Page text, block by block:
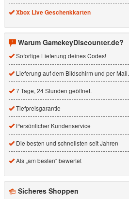
Xbox Live Geschenkkarten
Warum GamekeyDiscounter.de?
Sofortige Lieferung deines Codes!
Lieferung auf dem Bildschirm und per Mail.
7 Tage, 24 Stunden geöffnet.
Tiefpreisgarantie
Persönlicher Kundenservice
Die besten und schnellsten seit Jahren
Als „am besten“ bewertet
Sicheres Shoppen